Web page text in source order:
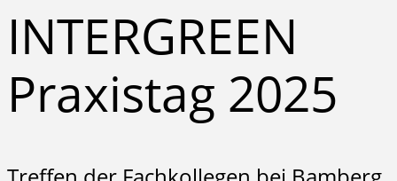
INTERGREEN
Praxistag 2025